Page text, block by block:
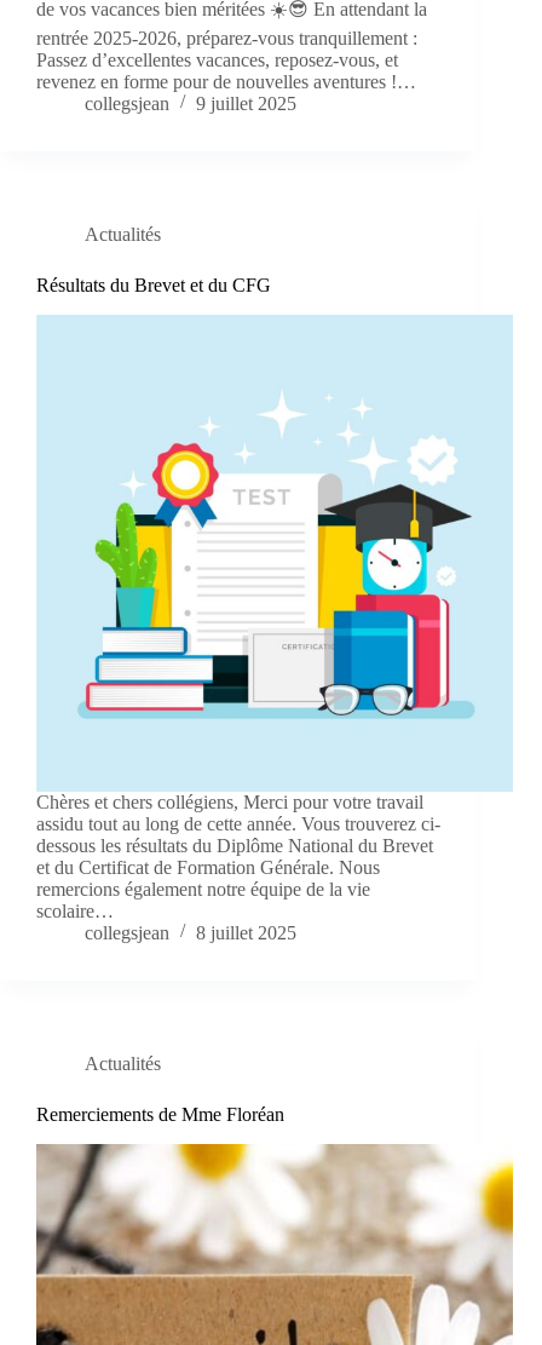
de vos vacances bien méritées ☀️😎 En attendant la
rentrée 2025-2026, préparez-vous tranquillement :
Passez d’excellentes vacances, reposez-vous, et
revenez en forme pour de nouvelles aventures !…
collegsjean
9 juillet 2025
Actualités
Résultats du Brevet et du CFG
Chères et chers collégiens, Merci pour votre travail
assidu tout au long de cette année. Vous trouverez ci-
dessous les résultats du Diplôme National du Brevet
et du Certificat de Formation Générale. Nous
remercions également notre équipe de la vie
scolaire…
collegsjean
8 juillet 2025
Actualités
Remerciements de Mme Floréan